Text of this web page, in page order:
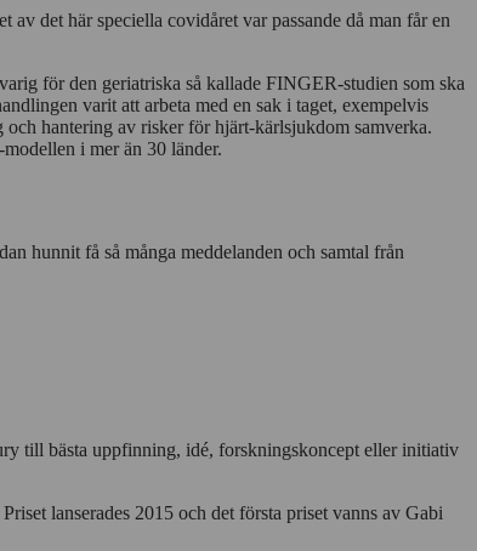
det här speciella covidåret var passande då man får en
för den geriatriska så kallade FINGER-studien som ska
varit att arbeta med en sak i taget, exempelvis
hantering av risker för hjärt-kärlsjukdom samverka.
i mer än 30 länder.
hunnit få så många meddelanden och samtal från
till bästa uppfinning, idé, forskningskoncept eller initiativ
lanserades 2015 och det första priset vanns av Gabi